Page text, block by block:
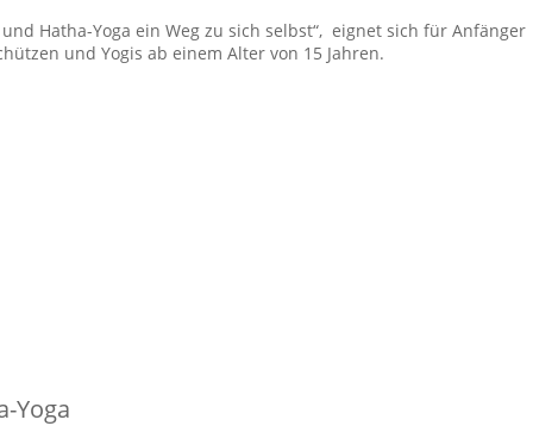
und Hatha-Yoga ein Weg zu sich selbst“, eignet sich für Anfänger
und Yogis ab einem Alter von 15 Jahren.
Yoga